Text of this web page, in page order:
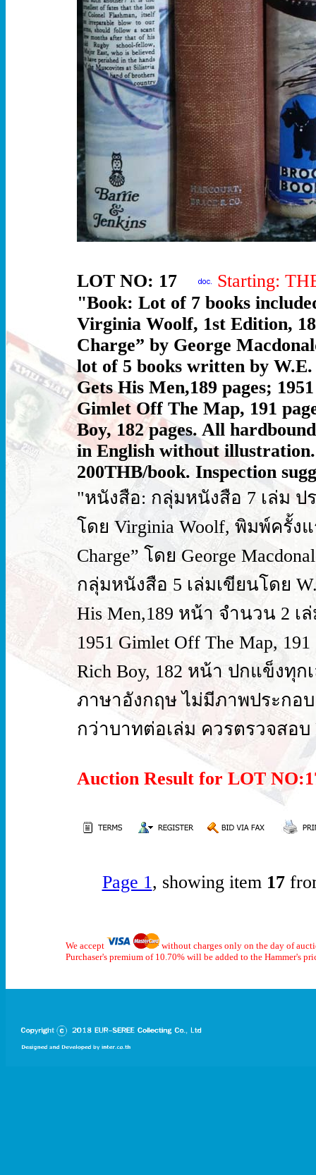
LOT NO: 17
Starting:
"Book: Lot of 7 books
Virginia Woolf, 1st Edition,
Charge” by George
lot of 5 books written by W.E.
Gets His Men,189 pages;
Gimlet Off The Map, 191
Boy, 182 pages. All
in English without
200THB/book. Inspection
"หนังสือ: กลุ่มหนังสือ 7 เล่ม ปร
โดย Virginia Woolf, พิมพ์ครั้งแ
Charge” โดย George
กลุ่มหนังสือ 5 เล่มเขียนโดย
His Men,189 หน้า จำนวน 2 เ
1951 Gimlet Off The Map,
Rich Boy, 182 หน้า ปกแข็งทุ
ภาษาอังกฤษ ไม่มีภาพประกอ
กว่าบาทต่อเล่ม ควรตรวจสอบ
Auction Result for LOT
Page 1, showing item 17
We accept
without charges only on the day of
Purchaser's premium of 10.70% will be added to the Hammer's